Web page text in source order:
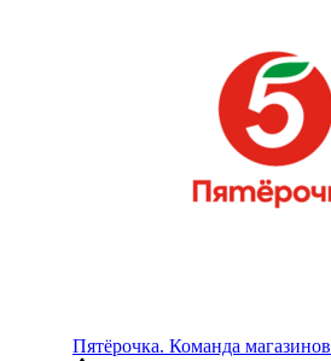
Пятёрочка. Команда магазинов